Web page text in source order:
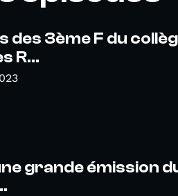
des 3ème F du
R...
grande émission